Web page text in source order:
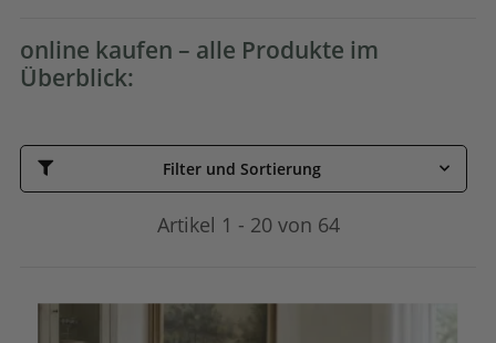
online kaufen – alle Produkte im
Überblick:
Filter und Sortierung
Artikel 1 - 20 von 64